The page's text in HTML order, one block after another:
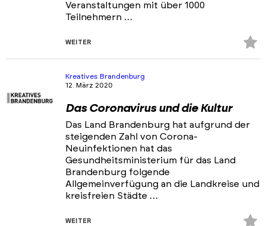
Veranstaltungen mit über 1000
Teilnehmern …
WEITER
Kreatives Brandenburg
12. März 2020
Das Coronavirus und die Kultur
Das Land Brandenburg hat aufgrund der
steigenden Zahl von Corona-
Neuinfektionen hat das
Gesundheitsministerium für das Land
Brandenburg folgende
Allgemeinverfügung an die Landkreise und
kreisfreien Städte …
WEITER